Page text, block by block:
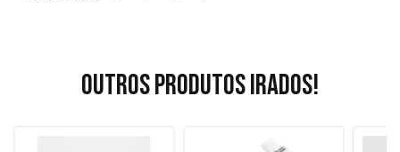
Outros produtos irados!